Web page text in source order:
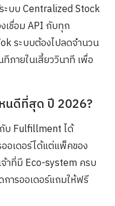
บบ Centralized Stock
เชื่อม API กับทุก
ระบบต้องไปลดจำนวน
ภายในเสี้ยววินาที เพื่อ
หนดีที่สุด ปี 2026?
บ Fulfillment ได้
อเดอร์ได้แต่แพ็คของ
าที่มี Eco-system ครบ
การออเดอร์แถมให้ฟรี